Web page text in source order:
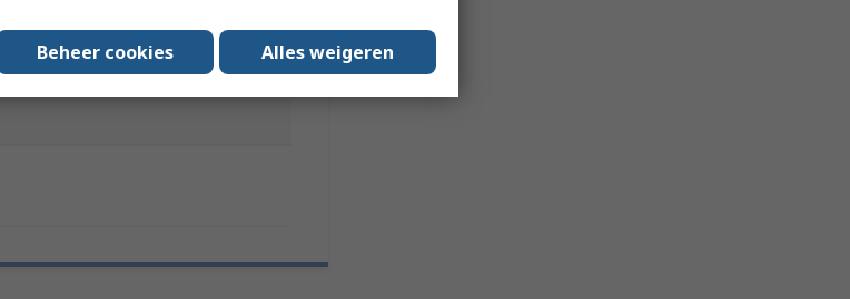
Beheer cookies Alles weigeren